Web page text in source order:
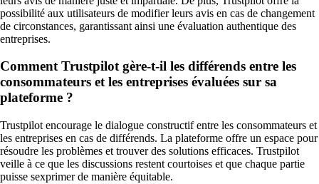
possibilité aux utilisateurs de modifier leurs avis en cas de changement
de circonstances, garantissant ainsi une évaluation authentique des
entreprises.
Comment Trustpilot gère-t-il les différends entre les
consommateurs et les entreprises évaluées sur sa
plateforme ?
Trustpilot encourage le dialogue constructif entre les consommateurs et
les entreprises en cas de différends. La plateforme offre un espace pour
résoudre les problèmes et trouver des solutions efficaces. Trustpilot
veille à ce que les discussions restent courtoises et que chaque partie
puisse sexprimer de manière équitable.